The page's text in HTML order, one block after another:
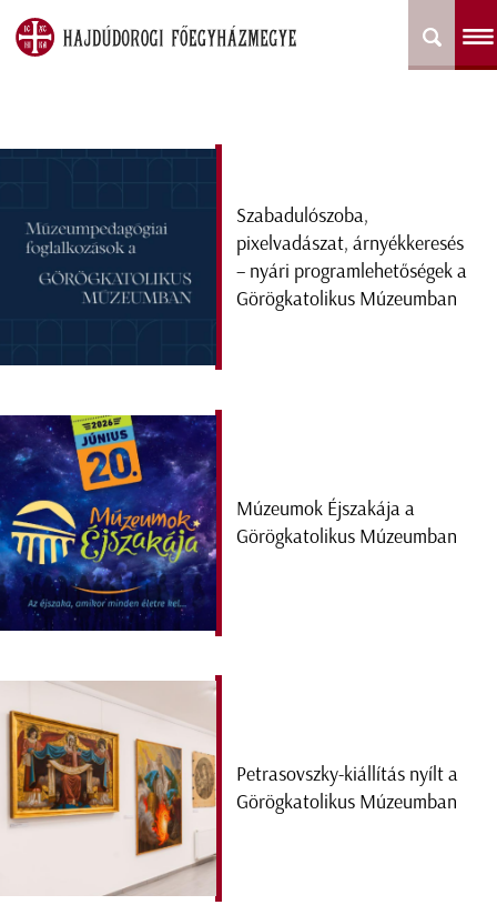
Szabadulószoba,
pixelvadászat, árnyékkeresés
– nyári programlehetőségek a
Görögkatolikus Múzeumban
Múzeumok Éjszakája a
Görögkatolikus Múzeumban
Petrasovszky-kiállítás nyílt a
Görögkatolikus Múzeumban